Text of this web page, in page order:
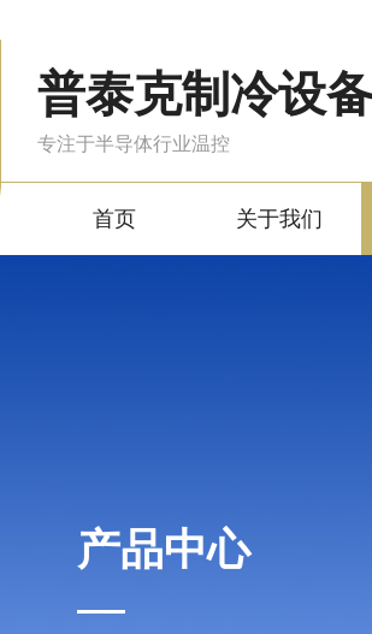
普泰克制冷设
专注于半导体行业温控
首页 关于我们
产品中心